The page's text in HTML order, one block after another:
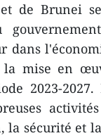
de Brunei
dans
mise en
2023-2027.
la sécurité et